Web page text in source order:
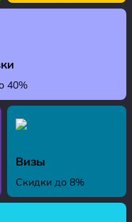
40%
Визы
Скидки до 8%